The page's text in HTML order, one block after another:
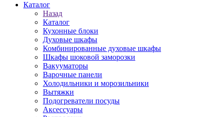
Каталог
Назад
Каталог
Кухонные блоки
Духовые шкафы
Комбинированные духовые шкафы
Шкафы шоковой заморозки
Вакууматоры
Варочные панели
Холодильники и морозильники
Вытяжки
Подогреватели посуды
Аксессуары